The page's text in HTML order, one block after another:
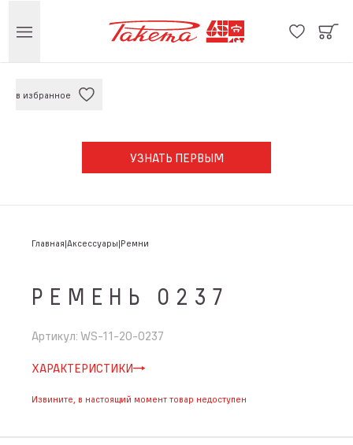
в избранное
УЗНАТЬ ПЕРВЫМ
Главная Аксессуары Ремни
РЕМЕНЬ 0237
Артикул: WS-11-20-0237
ХАРАКТЕРИСТИКИ
Извините, в настоящий момент товар недоступен